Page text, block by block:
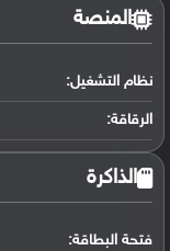
المنصة
نظام التشغيل:
الرقاقة:
الذاكرة
فتحة البطاقة: